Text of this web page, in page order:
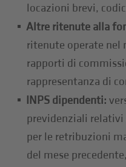
locazioni brevi,
Altre ritenute alla
ritenute operate nel
rapporti di
rappresentanza di
INPS dipendenti:
previdenziali relativi
per le retribuzioni
del mese